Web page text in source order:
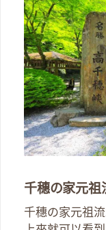
千穗の家元祖
千穗の家元祖